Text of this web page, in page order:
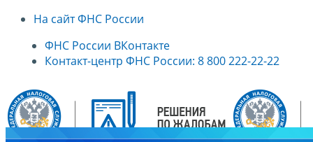
На сайт ФНС России
ФНС России ВКонтакте
Контакт-центр ФНС России: 8 800 222-22-22